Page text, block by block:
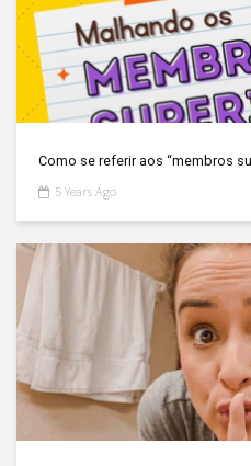
Como se referir aos “membros
5 Years Ago